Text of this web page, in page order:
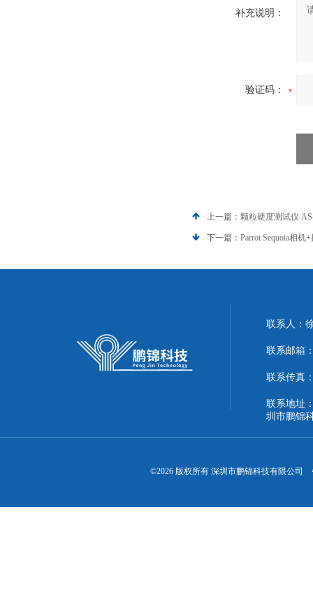
补充说明：
验证码：
上一篇： 颗粒硬度测试仪
下一篇： Parrot Sequoia相机
联系人：
联系邮箱
联系传真
联系地址
圳市鹏锦
©2026 版权所有 深圳市鹏锦科技有限公司